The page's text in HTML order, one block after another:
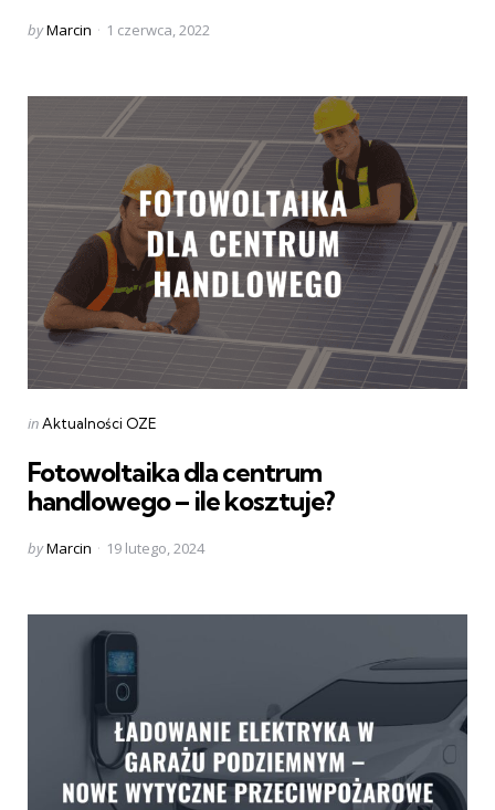
Posted
byMarcin 1 czerwca, 2022
Categories
Posted
inAktualności OZE
Fotowoltaika dla centrum
handlowego – ile kosztuje?
Posted
byMarcin 19 lutego, 2024